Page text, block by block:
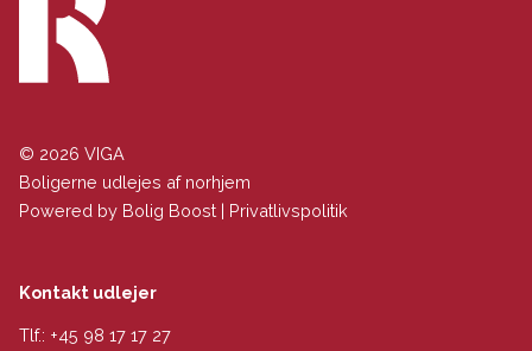
© 2026 VIGA
Boligerne udlejes af norhjem
Powered by Bolig Boost | Privatlivspolitik
Kontakt udlejer
Tlf.: +45 98 17 17 27